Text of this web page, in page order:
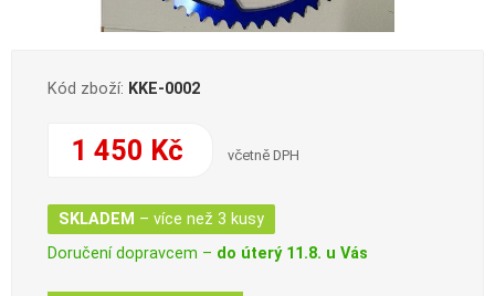
Kód zboží: KKE-0002
1 450 Kč včetně DPH
SKLADEM – více než 3 kusy
Doručení dopravcem – do úterý 11.8. u Vás